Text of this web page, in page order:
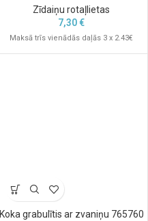
Zīdaiņu rotaļlietas
7,30€
Maksā trīs vienādās daļās 3 x 2.43€
Koka grabulītis ar zvaniņu 765760